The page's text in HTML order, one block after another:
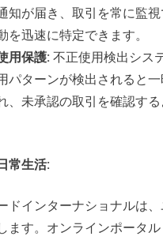
知が届き、取引を常に監
を迅速に特定できます。
用保護: 不正使用検出シス
パターンが検出されると
、未承認の取引を確認す
常生活:
ドインターナショナルは
ます。オンラインポータル